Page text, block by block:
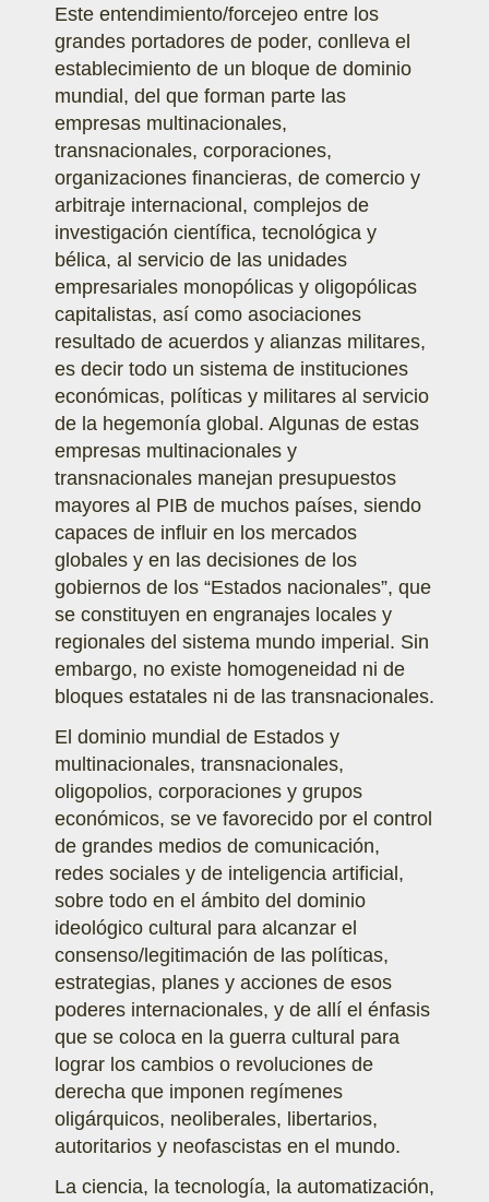
Este entendimiento/forcejeo entre los
grandes portadores de poder, conlleva el
establecimiento de un bloque de dominio
mundial, del que forman parte las
empresas multinacionales,
transnacionales, corporaciones,
organizaciones financieras, de comercio y
arbitraje internacional, complejos de
investigación científica, tecnológica y
bélica, al servicio de las unidades
empresariales monopólicas y oligopólicas
capitalistas, así como asociaciones
resultado de acuerdos y alianzas militares,
es decir todo un sistema de instituciones
económicas, políticas y militares al servicio
de la hegemonía global. Algunas de estas
empresas multinacionales y
transnacionales manejan presupuestos
mayores al PIB de muchos países, siendo
capaces de influir en los mercados
globales y en las decisiones de los
gobiernos de los “Estados nacionales”, que
se constituyen en engranajes locales y
regionales del sistema mundo imperial. Sin
embargo, no existe homogeneidad ni de
bloques estatales ni de las transnacionales.
El dominio mundial de Estados y
multinacionales, transnacionales,
oligopolios, corporaciones y grupos
económicos, se ve favorecido por el control
de grandes medios de comunicación,
redes sociales y de inteligencia artificial,
sobre todo en el ámbito del dominio
ideológico cultural para alcanzar el
consenso/legitimación de las políticas,
estrategias, planes y acciones de esos
poderes internacionales, y de allí el énfasis
que se coloca en la guerra cultural para
lograr los cambios o revoluciones de
derecha que imponen regímenes
oligárquicos, neoliberales, libertarios,
autoritarios y neofascistas en el mundo.
La ciencia, la tecnología, la automatización,